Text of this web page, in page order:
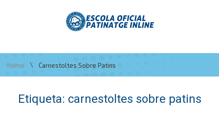
Home \ Carnestoltes Sobre Patins
Etiqueta: carnestoltes sobre patins